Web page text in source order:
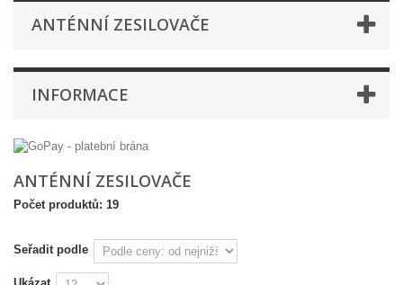
ANTÉNNÍ ZESILOVAČE
INFORMACE
ANTÉNNÍ ZESILOVAČE
Počet produktů: 19
Seřadit podle